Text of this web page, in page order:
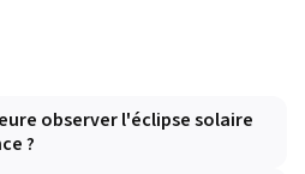
observer l'éclipse solaire
?